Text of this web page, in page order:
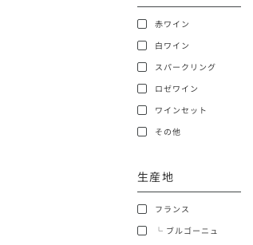
赤ワイン
白ワイン
スパークリング
ロゼワイン
ワインセット
その他
生産地
フランス
└ ブルゴーニュ